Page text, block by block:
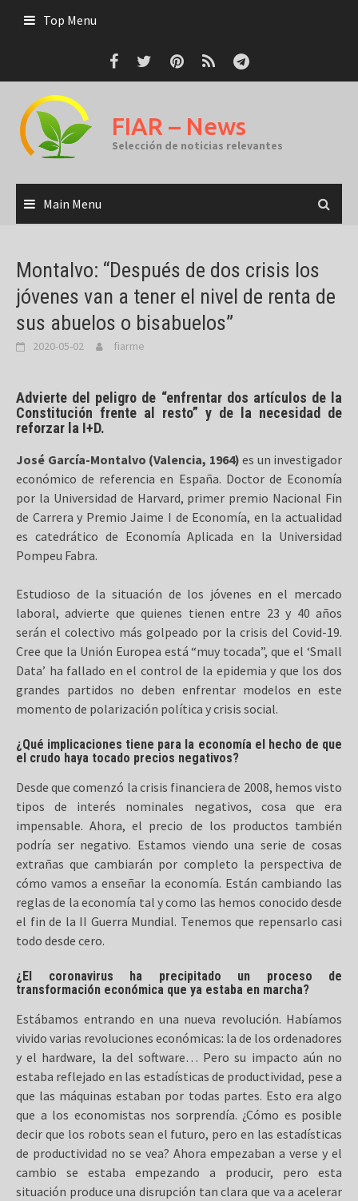
Top Menu
FIAR – News
Selección de noticias relevantes
Main Menu
Montalvo: “Después de dos crisis los
jóvenes van a tener el nivel de renta de
sus abuelos o bisabuelos”
2020-05-02 fiarme
Advierte del peligro de “enfrentar dos artículos de la
Constitución frente al resto” y de la necesidad de
reforzar la I+D.
José García-Montalvo (Valencia, 1964) es un investigador
económico de referencia en España. Doctor de Economía
por la Universidad de Harvard, primer premio Nacional Fin
de Carrera y Premio Jaime I de Economía, en la actualidad
es catedrático de Economía Aplicada en la Universidad
Pompeu Fabra.
Estudioso de la situación de los jóvenes en el mercado
laboral, advierte que quienes tienen entre 23 y 40 años
serán el colectivo más golpeado por la crisis del Covid-19.
Cree que la Unión Europea está “muy tocada”, que el ‘Small
Data’ ha fallado en el control de la epidemia y que los dos
grandes partidos no deben enfrentar modelos en este
momento de polarización política y crisis social.
¿Qué implicaciones tiene para la economía el hecho de que
el crudo haya tocado precios negativos?
Desde que comenzó la crisis financiera de 2008, hemos visto
tipos de interés nominales negativos, cosa que era
impensable. Ahora, el precio de los productos también
podría ser negativo. Estamos viendo una serie de cosas
extrañas que cambiarán por completo la perspectiva de
cómo vamos a enseñar la economía. Están cambiando las
reglas de la economía tal y como las hemos conocido desde
el fin de la II Guerra Mundial. Tenemos que repensarlo casi
todo desde cero.
¿El coronavirus ha precipitado un proceso de
transformación económica que ya estaba en marcha?
Estábamos entrando en una nueva revolución. Habíamos
vivido varias revoluciones económicas: la de los ordenadores
y el hardware, la del software… Pero su impacto aún no
estaba reflejado en las estadísticas de productividad, pese a
que las máquinas estaban por todas partes. Esto era algo
que a los economistas nos sorprendía. ¿Cómo es posible
decir que los robots sean el futuro, pero en las estadísticas
de productividad no se vea? Ahora empezaban a verse y el
cambio se estaba empezando a producir, pero esta
situación produce una disrupción tan clara que va a acelerar